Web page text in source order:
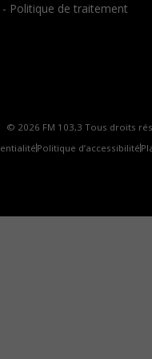
- Politique de traitement
© 2026 FM 103,3 Tous droits
Politique d’accessibilité